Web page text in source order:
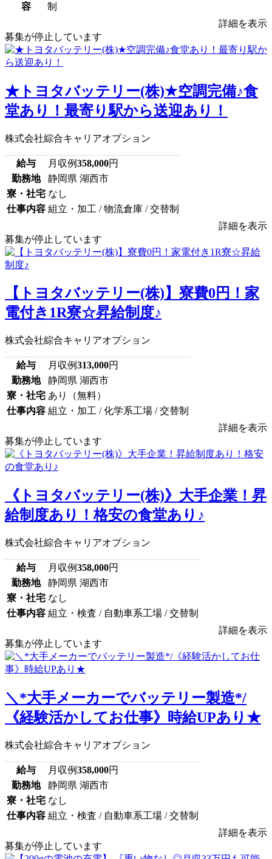
容
制
詳細を表示
募集が停止しています
★トヨタバッテリー(株)★空調完備♪食
堂あり！最寄り駅から送迎あり！
株式会社綜合キャリアオプション
給与 月収例358,000円
勤務地
静岡県 湖西市
寮・社宅 なし
仕事内容 組立・加工 / 物流倉庫 / 交替制
詳細を表示
募集が停止しています
【トヨタバッテリー(株)】寮費0円！家
電付き1R寮☆昇給制度♪
株式会社綜合キャリアオプション
給与 月収例313,000円
勤務地
静岡県 湖西市
寮・社宅 あり（無料）
仕事内容 組立・加工 / 化学系工場 / 交替制
詳細を表示
募集が停止しています
《トヨタバッテリー(株)》大手企業！昇
給制度あり！格安の食堂あり♪
株式会社綜合キャリアオプション
給与 月収例358,000円
勤務地
静岡県 湖西市
寮・社宅 なし
仕事内容 組立・検査 / 自動車系工場 / 交替制
詳細を表示
募集が停止しています
＼*大手メーカーでバッテリー製造*/
《経験活かしてお仕事》時給UPあり★
株式会社綜合キャリアオプション
給与 月収例358,000円
勤務地
静岡県 湖西市
寮・社宅 なし
仕事内容 組立・検査 / 自動車系工場 / 交替制
詳細を表示
募集が停止しています